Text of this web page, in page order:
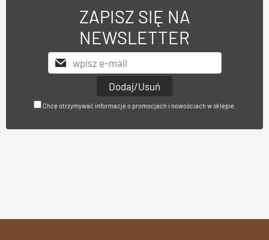
ZAPISZ SIĘ NA
NEWSLETTER
Chcę otrzymywać informacje o promocjach i nowościach w sklepie.